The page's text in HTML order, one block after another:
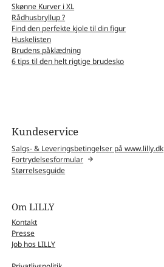
Skønne Kurver i XL
Rådhusbryllup ?
Find den perfekte kjole til din figur
Huskelisten
Brudens påklædning
6 tips til den helt rigtige brudesko
Kundeservice
Salgs- & Leveringsbetingelser på www.lilly.dk
Fortrydelsesformular
Størrelsesguide
Om LILLY
Kontakt
Presse
Job hos LILLY